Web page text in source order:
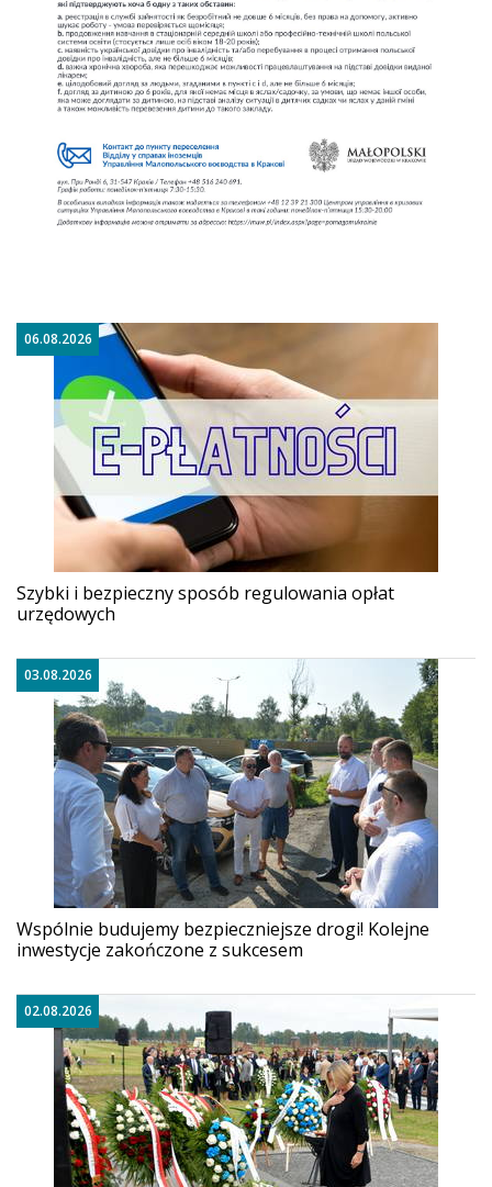
06.08.2026
Szybki i bezpieczny sposób regulowania opłat
urzędowych
03.08.2026
Wspólnie budujemy bezpieczniejsze drogi! Kolejne
inwestycje zakończone z sukcesem
02.08.2026